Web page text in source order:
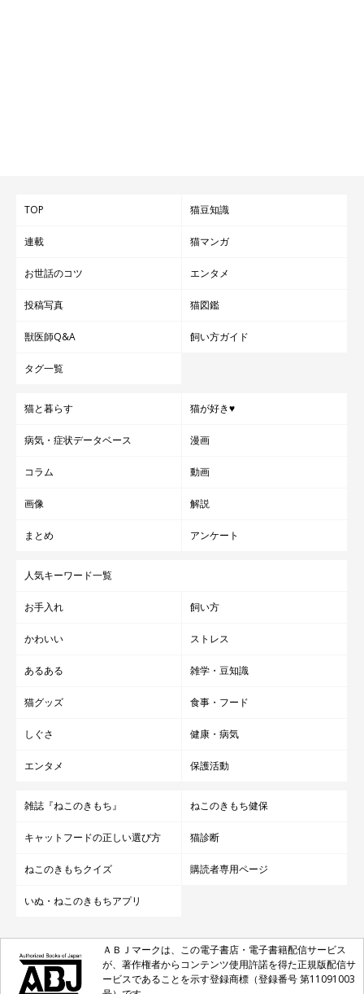
TOP 猫豆知識
連載 猫マンガ
お世話のコツ エンタメ
投稿写真 猫図鑑
獣医師Q&A 飼い方ガイド
タグ一覧
猫と暮らす 猫が好き♥
病気・症状データベース 漫画
コラム 動画
画像 解説
まとめ アンケート
人気キーワード一覧
お手入れ 飼い方
かわいい ストレス
あるある 雑学・豆知識
猫グッズ 食事・フード
しぐさ 健康・病気
エンタメ 保護活動
雑誌『ねこのきもち』 ねこのきもち健保
キャットフードの正しい選び方 猫診断
ねこのきもちクイズ 購読者専用ページ
いぬ・ねこのきもちアプリ
ＡＢＪマークは、この電子書店・電子書籍配信サービス
が、著作権者からコンテンツ使用許諾を得た正規版配信サ
ービスであることを示す登録商標（登録番号 第11091003